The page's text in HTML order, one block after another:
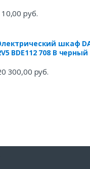
руб.
шкаф
BDE112 708 B черный
300,00 руб.